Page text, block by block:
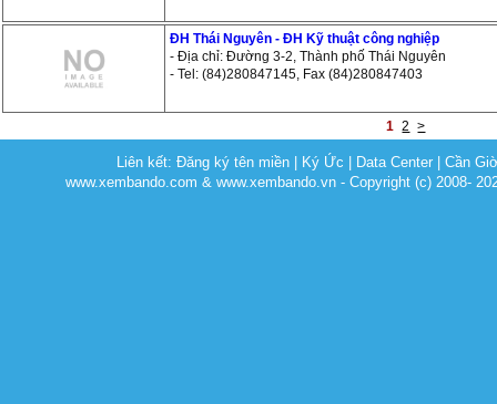
ĐH Thái Nguyên - ĐH Kỹ thuật công nghiệp
- Địa chỉ: Đường 3-2, Thành phố Thái Nguyên
- Tel: (84)280847145, Fax (84)280847403
1 2 >
Liên kết:Đăng ký tên miền Ký Ức Data Center |Cần
www.xembando.com & www.xembando.vn - Copyright (c) 2008-